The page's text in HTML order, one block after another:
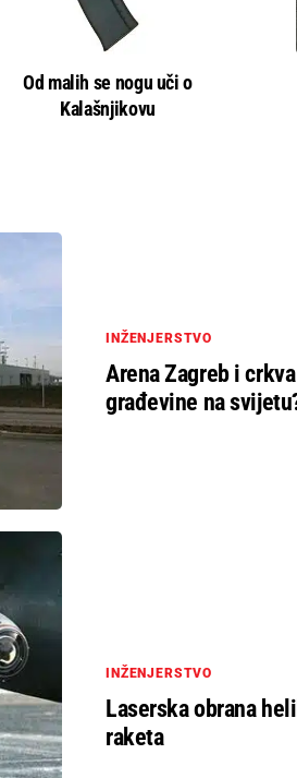
Od malih se nogu uči o
Kalašnjikovu
INŽENJERSTVO
Arena Zagreb i
građevine na
INŽENJERSTVO
Laserska obrana
raketa